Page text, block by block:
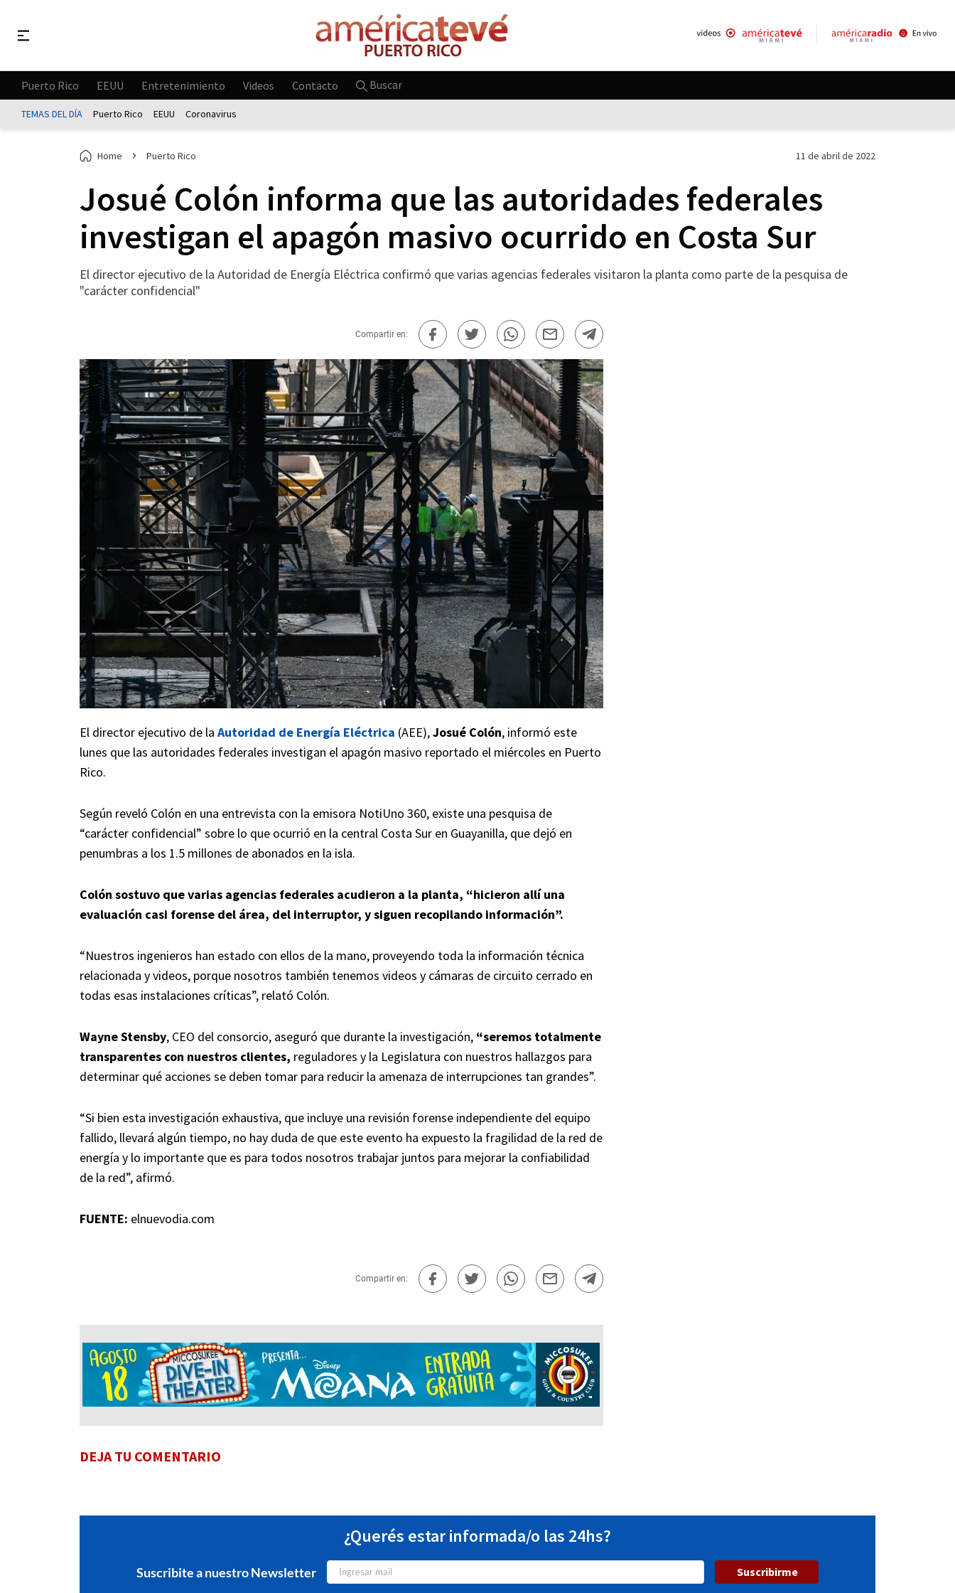
Puerto Rico EEUU Entretenimiento Videos Contacto Buscar
TEMAS DEL DÍA Puerto Rico EEUU Coronavirus
Home Puerto Rico 11 de abril de 2022
Josué Colón informa que las autoridades federales
investigan el apagón masivo ocurrido en Costa Sur
El director ejecutivo de la Autoridad de Energía Eléctrica confirmó que varias agencias federales visitaron la planta como parte de la pesquisa de
"carácter confidencial"
Compartir en:
El director ejecutivo de la Autoridad de Energía Eléctrica (AEE),Josué Colón, informó este
lunes que las autoridades federales investigan el apagón masivo reportado el miércoles en Puerto
Rico.
Según reveló Colón en una entrevista con la emisora NotiUno 360, existe una pesquisa de
“carácter confidencial” sobre lo que ocurrió en la central Costa Sur en Guayanilla, que dejó en
penumbras a los 1.5 millones de abonados en la isla.
Colón sostuvo que varias agencias federales acudieron a la planta, “hicieron allí una
evaluación casi forense del área, del interruptor, y siguen recopilando información”.
“Nuestros ingenieros han estado con ellos de la mano, proveyendo toda la información técnica
relacionada y videos, porque nosotros también tenemos videos y cámaras de circuito cerrado en
todas esas instalaciones críticas”, relató Colón.
Wayne Stensby, CEO del consorcio, aseguró que durante la investigación, “seremos totalmente
transparentes con nuestros clientes, reguladores y la Legislatura con nuestros hallazgos para
determinar qué acciones se deben tomar para reducir la amenaza de interrupciones tan grandes”.
“Si bien esta investigación exhaustiva, que incluye una revisión forense independiente del equipo
fallido, llevará algún tiempo, no hay duda de que este evento ha expuesto la fragilidad de la red de
energía y lo importante que es para todos nosotros trabajar juntos para mejorar la confiabilidad
de la red”, afirmó.
FUENTE: elnuevodia.com
Compartir en:
DEJA TU COMENTARIO
¿Querés estar informada/o las 24hs?
Suscribite a nuestro Newsletter Suscribirme